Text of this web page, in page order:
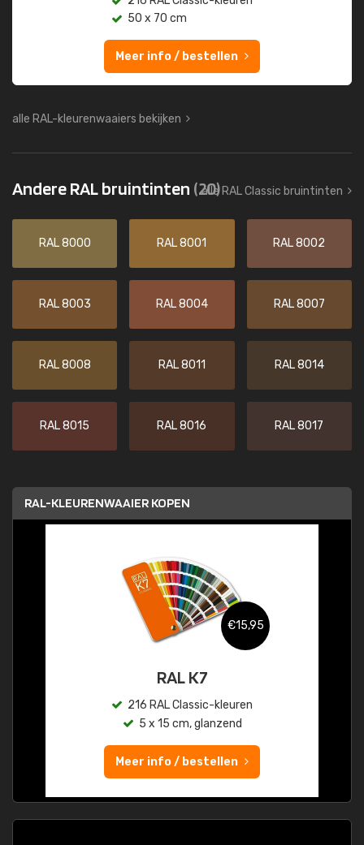
50 x 70 cm
Meer info / bestellen
alle RAL-kleurenwaaiers bekijken
Andere RAL bruintinten (20)
alle RAL Classic bruintinten
RAL 8000 RAL 8001 RAL 8002
RAL 8003 RAL 8004 RAL 8007
RAL 8008 RAL 8011 RAL 8014
RAL 8015 RAL 8016 RAL 8017
RAL-KLEURENWAAIER KOPEN
€15,95
RAL K7
216 RAL Classic-kleuren
5 x 15 cm, glanzend
Meer info / bestellen